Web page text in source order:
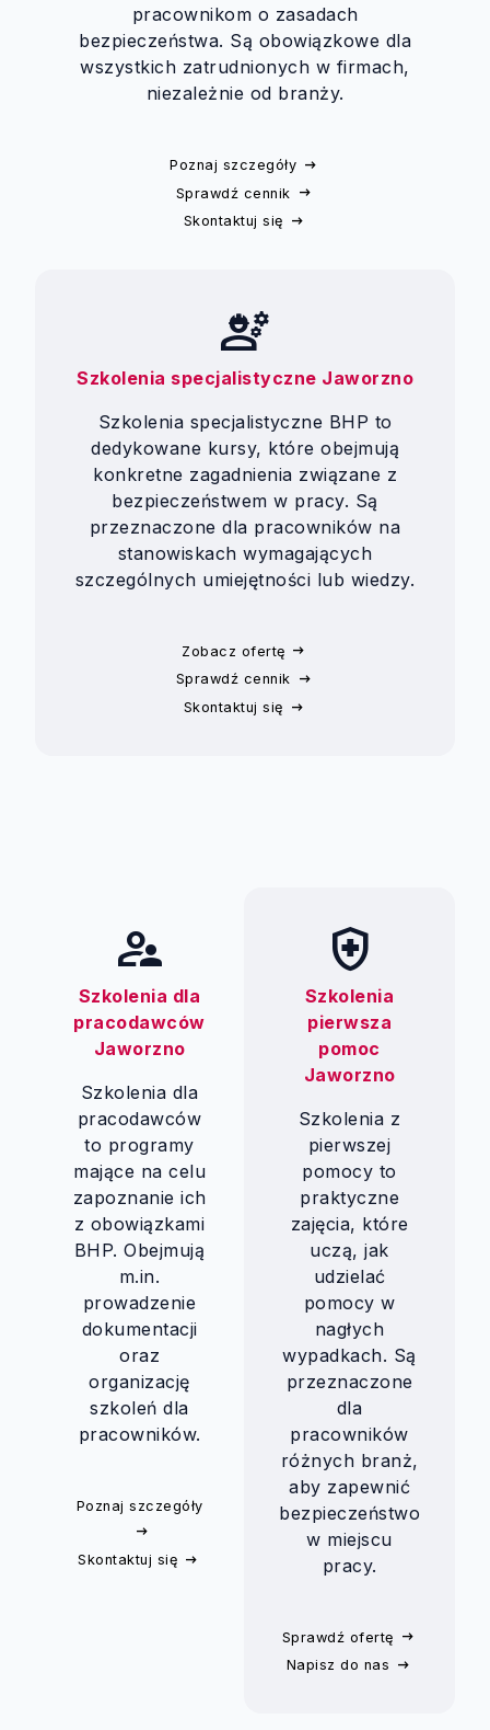
pracownikom o zasadach
bezpieczeństwa. Są obowiązkowe dla
wszystkich zatrudnionych w firmach,
niezależnie od branży.
Poznaj szczegóły
Sprawdź cennik
Skontaktuj się
engineering
Szkolenia specjalistyczne Jaworzno
Szkolenia specjalistyczne BHP to
dedykowane kursy, które obejmują
konkretne zagadnienia związane z
bezpieczeństwem w pracy. Są
przeznaczone dla pracowników na
stanowiskach wymagających
szczególnych umiejętności lub wiedzy.
Zobacz ofertę
Sprawdź cennik
Skontaktuj się
supervisor_account
Szkolenia dla
pracodawców
Jaworzno
Szkolenia dla
pracodawców
to programy
mające na celu
zapoznanie ich
z obowiązkami
BHP. Obejmują
m.in.
prowadzenie
dokumentacji
oraz
organizację
szkoleń dla
pracowników.
Poznaj szczegóły
Skontaktuj się
health_and_safety
Szkolenia
pierwsza
pomoc
Jaworzno
Szkolenia z
pierwszej
pomocy to
praktyczne
zajęcia, które
uczą, jak
udzielać
pomocy w
nagłych
wypadkach. Są
przeznaczone
dla
pracowników
różnych branż,
aby zapewnić
bezpieczeństwo
w miejscu
pracy.
Sprawdź ofertę
Napisz do nas